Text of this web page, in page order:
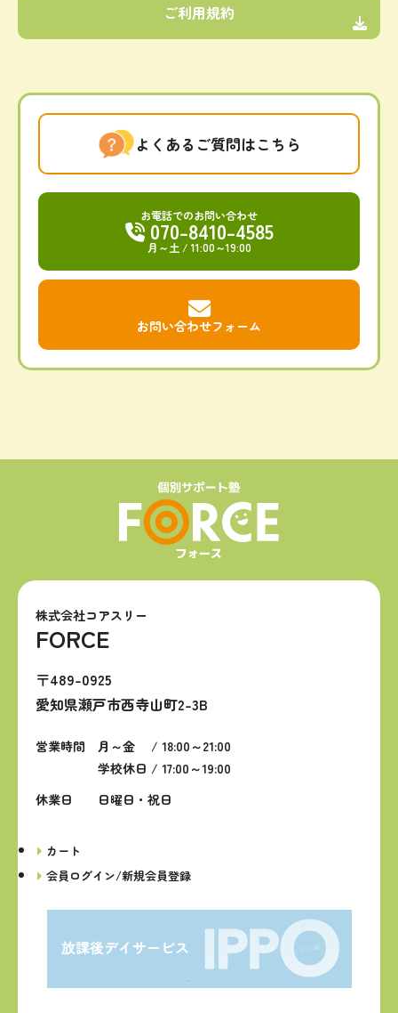
ご利用規約
よくあるご質問はこちら
お電話でのお問い合わせ
070-8410-4585
月～土/ 11:00～19:00
お問い合わせフォーム
株式会社コアスリー
FORCE
〒489-0925
愛知県瀬戸市西寺山町2-3B
営業時間
月～金 / 18:00～21:00
学校休日 / 17:00～19:00
休業日
日曜日・祝日
カート
会員ログイン/新規会員登録